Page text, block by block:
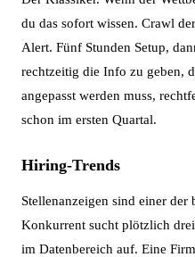
du das sofort wissen. Crawl
Alert. Fünf Stunden Setup,
rechtzeitig die Info zu geben,
angepasst werden muss,
schon im ersten Quartal.
Hiring-Trends
Stellenanzeigen sind einer
Konkurrent sucht plötzlich
im Datenbereich auf. Eine